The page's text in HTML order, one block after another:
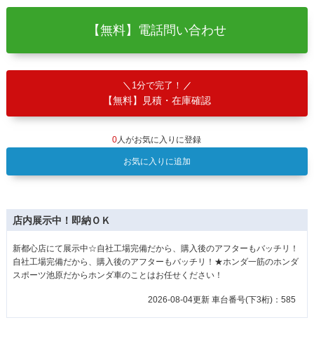
【無料】電話問い合わせ
1分で完了！
【無料】見積・在庫確認
0人がお気に入りに登録
お気に入りに追加
店内展示中！即納ＯＫ
新都心店にて展示中☆自社工場完備だから、購入後のアフターもバッチリ！
自社工場完備だから、購入後のアフターもバッチリ！★ホンダ一筋のホンダ
スポーツ池原だからホンダ車のことはお任せください！
2026-08-04更新 車台番号(下3桁)：585